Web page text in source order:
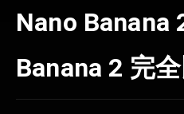
Nano Banana
Banana 2 完